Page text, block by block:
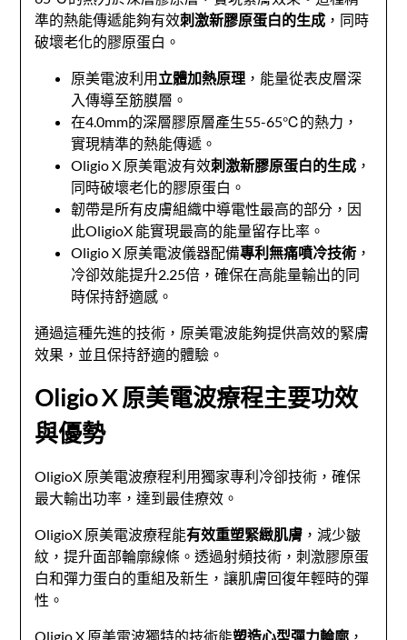
準的熱能傳遞能夠有效刺激新膠原蛋白的生成 ，同時
破壞老化的膠原蛋白。
原美電波利用 立體加熱原理 ，能量從表皮層深
入傳導至筋膜層。
在4.0mm的深層膠原層產生55-65℃的熱力，
實現精準的熱能傳遞。
Oligio X 原美電波有效刺激新膠原蛋白的生成 ，
同時破壞老化的膠原蛋白。
韌帶是所有皮膚組織中導電性最高的部分，因
此OligioX 能實現最高的能量留存比率。
Oligio X 原美電波儀器配備專利無痛噴冷技術 ，
冷卻效能提升2.25倍，確保在高能量輸出的同
時保持舒適感。
通過這種先進的技術，原美電波能夠提供高效的緊膚
效果，並且保持舒適的體驗。
Oligio X 原美電波療程主要功效
與優勢
OligioX 原美電波療程利用獨家專利冷卻技術，確保
最大輸出功率，達到最佳療效。
OligioX 原美電波療程能有效重塑緊緻肌膚 ，減少皺
紋，提升面部輪廓線條。透過射頻技術，刺激膠原蛋
白和彈力蛋白的重組及新生，讓肌膚回復年輕時的彈
性。
Oligio X 原美電波獨特的技術能塑造心型彈力輪廓 ，